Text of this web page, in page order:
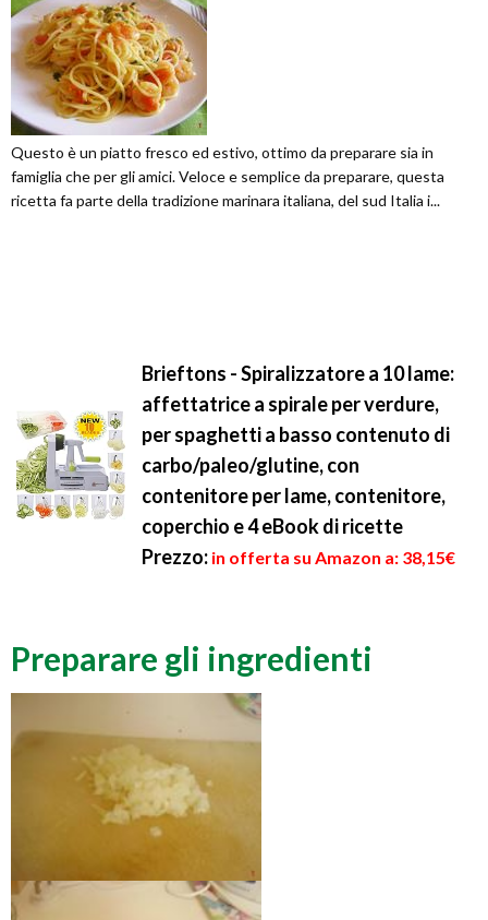
Questo è un piatto fresco ed estivo, ottimo da preparare sia in
famiglia che per gli amici. Veloce e semplice da preparare, questa
ricetta fa parte della tradizione marinara italiana, del sud Italia i...
Brieftons - Spiralizzatore a 10 lame:
affettatrice a spirale per verdure,
per spaghetti a basso contenuto di
carbo/paleo/glutine, con
contenitore per lame, contenitore,
coperchio e 4 eBook di ricette
Prezzo: in offerta su Amazon a: 38,15€
Preparare gli ingredienti